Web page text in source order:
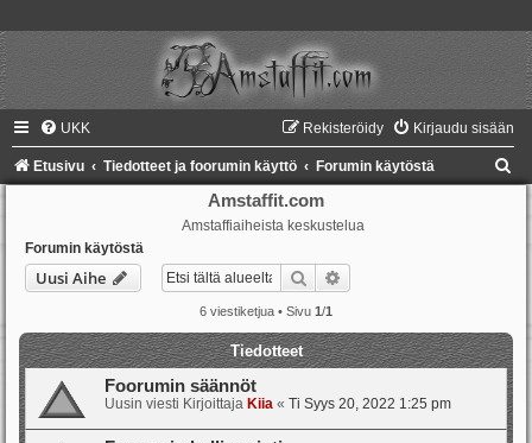
UKK Kirjaudu sisään
Rekisteröidy
Etusivu Tiedotteet ja foorumin käyttö Forumin käytöstä
Amstaffit.com
Amstaffiaiheista keskustelua
Forumin käytöstä
Uusi Aihe Etsi
6 viestiketjua • Sivu 1/1
Tiedotteet
Foorumin säännöt
Uusin viesti Kirjoittaja Kiia « Ti Syys 20, 2022 1:25 pm